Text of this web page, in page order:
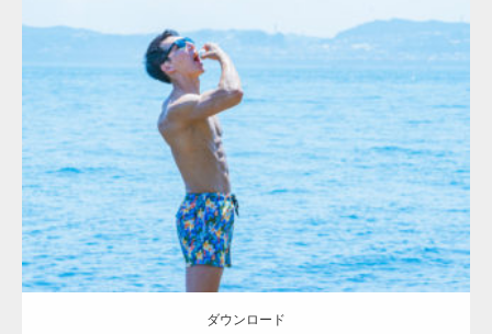
Update:2021.07.7
Category:海のマッチョ2
ダウンロード
ダウンロード
TOKYO FMラジオ番組「ONE MORNING」
で紹介さ…
NHK「所さん！事件ですよ」に取材されまし
た（6/8放送）